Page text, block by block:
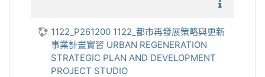
1122_P261200 1122_都市再發展策略與更新
事業計畫實習 URBAN REGENERATION
STRATEGIC PLAN AND DEVELOPMENT
PROJECT STUDIO